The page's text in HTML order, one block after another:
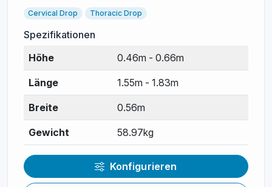
Cervical Drop Thoracic Drop
Spezifikationen
Höhe
0.46m - 0.66m
Länge 1.55m - 1.83m
Breite 0.56m
Gewicht 58.97kg
Konfigurieren